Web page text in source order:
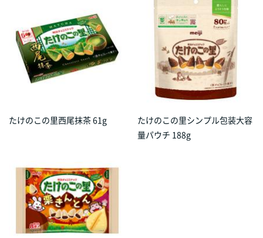
たけのこの里西尾抹茶 61g
たけのこの里シンプル包装大容
量パウチ 188g